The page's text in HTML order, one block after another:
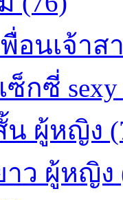
อนเจ้าส
กซี่ sexy
ผู้หญิง
ว ผู้หญิง